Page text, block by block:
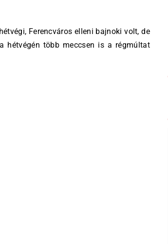
hétvégén több meccsen is a régmúltat